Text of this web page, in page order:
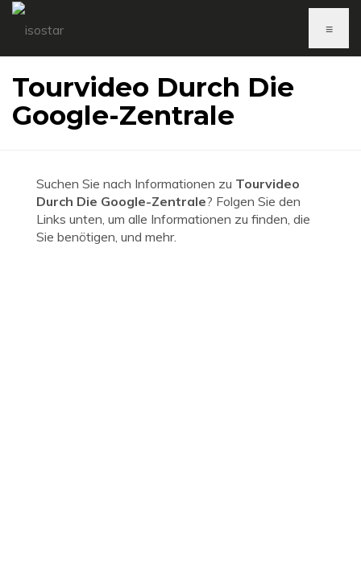
≡
Tourvideo Durch Die
Google-Zentrale
Suchen Sie nach Informationen zu Tourvideo
Durch Die Google-Zentrale? Folgen Sie den
Links unten, um alle Informationen zu finden, die
Sie benötigen, und mehr.